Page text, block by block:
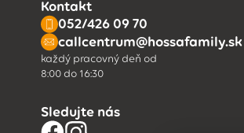
Kontakt
052/426 09 70
callcentrum@hossafamily.sk
každý pracovný deň od
8:00 do 16:30
Sledujte nás